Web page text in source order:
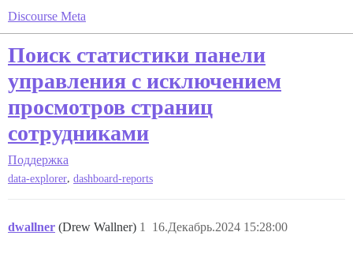
Discourse Meta
Поиск статистики панели
управления с исключением
просмотров страниц
сотрудниками
Поддержка
data-explorer, dashboard-reports
dwallner (Drew Wallner) 16.Декабрь.2024 15:28:00
1